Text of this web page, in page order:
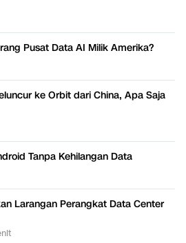
Pusat Data AI Milik Amerika?
ke Orbit dari China, Apa Saja
Tanpa Kehilangan Data
Larangan Perangkat Data Center